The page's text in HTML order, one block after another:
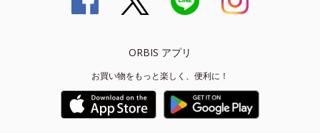
ORBIS アプリ
お買い物をもっと楽しく、便利に！